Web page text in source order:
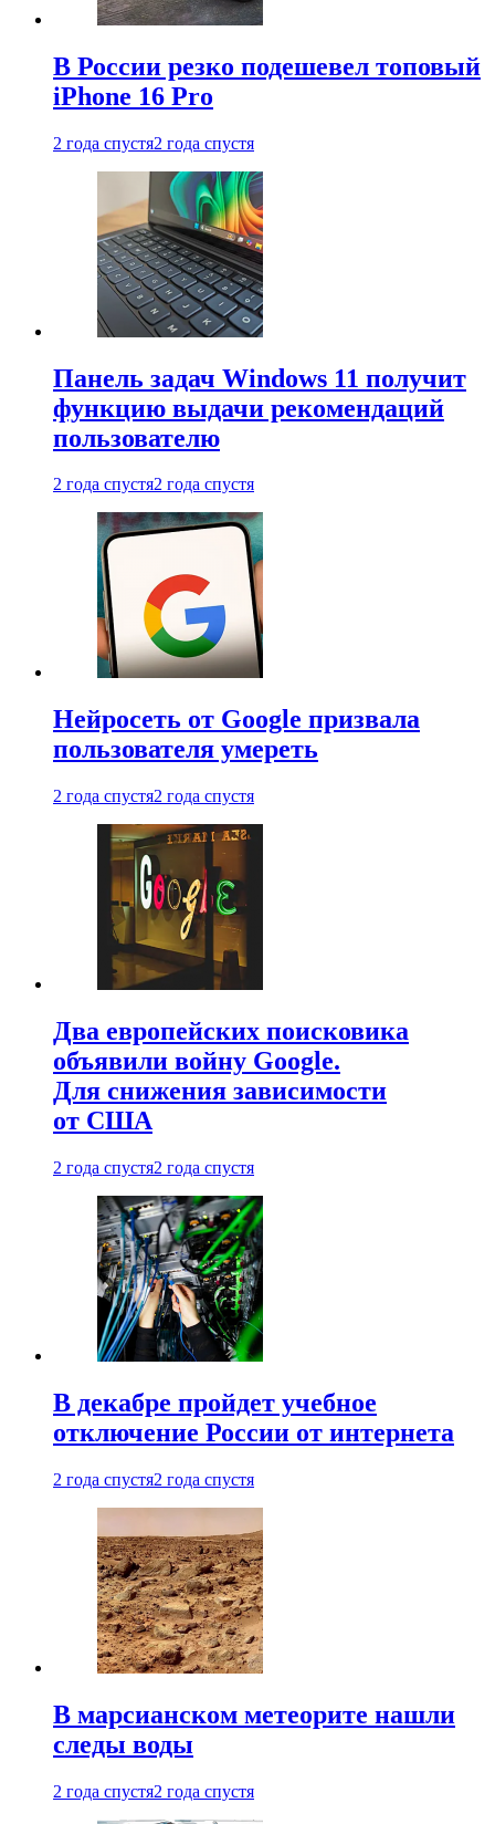
В России резко подешевел топовый
iPhone 16 Pro
2 года спустя2 года спустя
Панель задач Windows 11 получит
функцию выдачи рекомендаций
пользователю
2 года спустя2 года спустя
Нейросеть от Google призвала
пользователя умереть
2 года спустя2 года спустя
Два европейских поисковика
объявили войну Google.
Для снижения зависимости
от США
2 года спустя2 года спустя
В декабре пройдет учебное
отключение России от интернета
2 года спустя2 года спустя
В марсианском метеорите нашли
следы воды
2 года спустя2 года спустя